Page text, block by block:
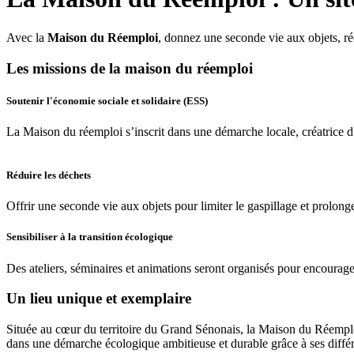
Avec la Maison du Réemploi, donnez une seconde vie aux objets,
Les missions de la maison du réemploi
Soutenir l'économie sociale et solidaire (ESS)
La Maison du réemploi s’inscrit dans une démarche locale, créatrice
Réduire les déchets
Offrir une seconde vie aux objets pour limiter le gaspillage et
Sensibiliser à la transition écologique
Des ateliers, séminaires et animations seront organisés pour
Un lieu unique et exemplaire
Située au cœur du territoire du Grand Sénonais, la Maison du
dans une démarche écologique ambitieuse et durable grâce à ses